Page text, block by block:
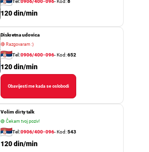
Tel:0906/400-096- Kod:8
120 din/min
Diskretna udovica
🔴Razgovaram :)
Tel:0906/400-096- Kod:652
120 din/min
Obavijesti me kada se oslobodi
Volim dirty talk
🟢 Čekam tvoj poziv!
Tel:0906/400-096- Kod:543
120 din/min